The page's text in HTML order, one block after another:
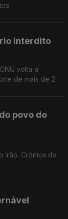
interdito
volta a
de mais de 20
povo do
Irão. Crónica de